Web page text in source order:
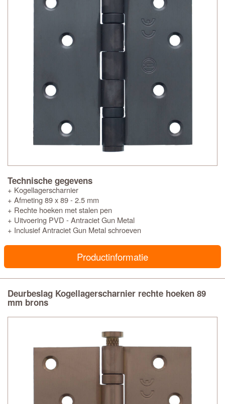
Technische gegevens
+ Kogellagerscharnier
+ Afmeting 89 x 89 - 2.5 mm
+ Rechte hoeken met stalen pen
+ Uitvoering PVD - Antraciet Gun Metal
+ Inclusief Antraciet Gun Metal schroeven
Productinformatie
Deurbeslag Kogellagerscharnier rechte hoeken 89
mm brons